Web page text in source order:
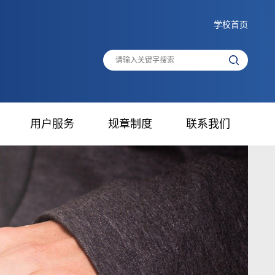
学校首页
用户服务 规章制度 联系我们